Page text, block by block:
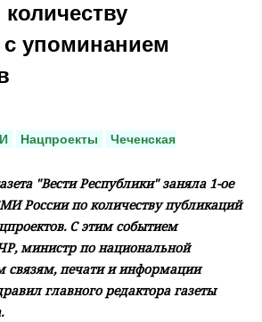
упоминанием
Нацпроекты
Чеченская
"Вести Республики" заняла 1-ое
России по количеству публикаций
С этим событием
министр по национальной
связям, печати и информации
главного редактора газеты